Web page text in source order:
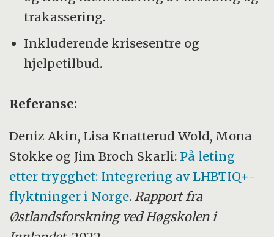
trakassering.
Inkluderende krisesentre og
hjelpetilbud.
Referanse:
Deniz Akin, Lisa Knatterud Wold, Mona
Stokke og Jim Broch Skarli: På leting
etter trygghet: Integrering av LHBTIQ+-
flyktninger i Norge. Rapport fra
Østlandsforskning ved Høgskolen i